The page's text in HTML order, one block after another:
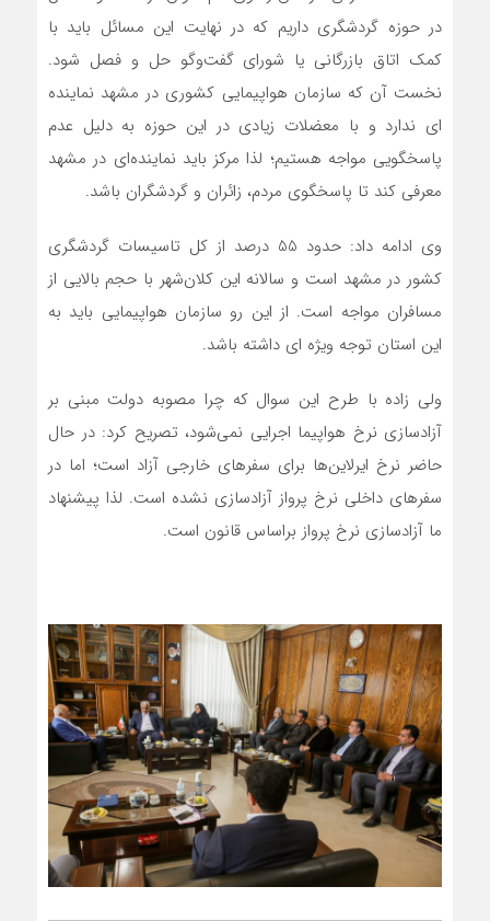
در حوزه گردشگری داریم که در نهایت این مسائل باید با
کمک اتاق بازرگانی یا شورای گفت‌وگو حل و فصل شود.
نخست آن که سازمان هواپیمایی کشوری در مشهد نماینده
ای ندارد و با معضلات زیادی در این حوزه به دلیل عدم
پاسخگویی مواجه هستیم؛ لذا مرکز باید نماینده‌ای در مشهد
معرفی کند تا پاسخگوی مردم، زائران و گردشگران باشد.
وی ادامه داد: حدود 55 درصد از کل تاسیسات گردشگری
کشور در مشهد است و سالانه این کلان‌شهر با حجم بالایی از
مسافران مواجه است. از این رو سازمان هواپیمایی باید به
این استان توجه ویژه ای داشته باشد.
ولی زاده با طرح این سوال که چرا مصوبه دولت مبنی بر
آزادسازی نرخ هواپیما اجرایی نمی‌شود، تصریح کرد: در حال
حاضر نرخ ایرلاین‌ها برای سفرهای خارجی آزاد است؛ اما در
سفرهای داخلی نرخ پرواز آزادسازی نشده است. لذا پیشنهاد
ما آزادسازی نرخ پرواز براساس قانون است.